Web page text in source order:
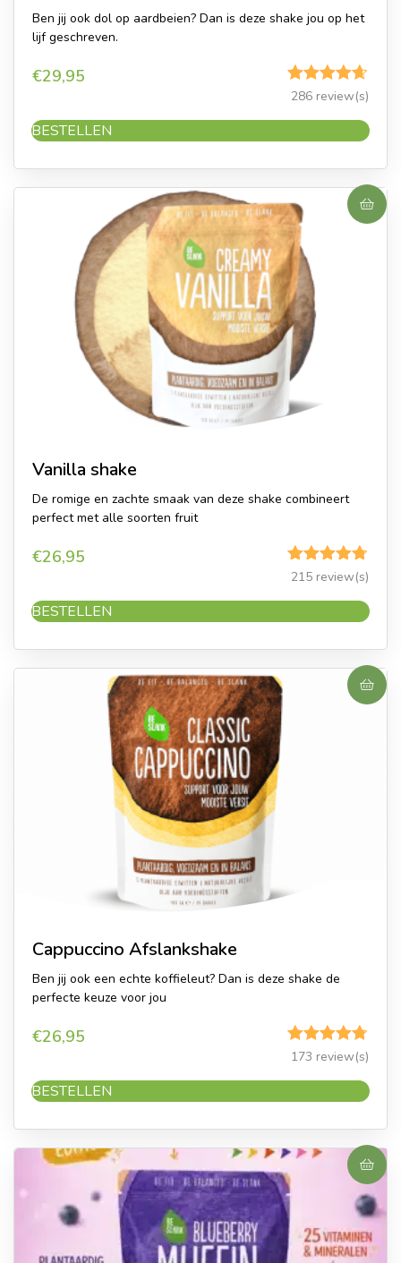
Ben jij ook dol op aardbeien? Dan is deze shake jou op het
lijf geschreven.
€29,95
Gewaardeerd
4.62
uit 5
286 review(s)
BESTELLEN
Vanilla shake
De romige en zachte smaak van deze shake combineert
perfect met alle soorten fruit
€26,95
Gewaardeerd
4.70
uit 5
215 review(s)
BESTELLEN
Cappuccino Afslankshake
Ben jij ook een echte koffieleut? Dan is deze shake de
perfecte keuze voor jou
€26,95
Gewaardeerd
4.75
uit 5
173 review(s)
BESTELLEN